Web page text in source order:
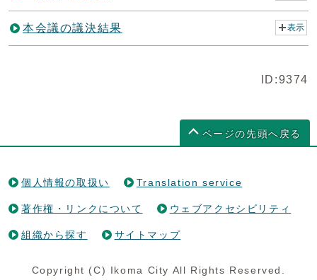
本会議の議決結果 表示
ID:9374
ページの先頭へ戻る
個人情報の取扱い Translation service
著作権・リンクについて ウェブアクセシビリティ
組織から探す サイトマップ
Copyright (C) Ikoma City All Rights Reserved.